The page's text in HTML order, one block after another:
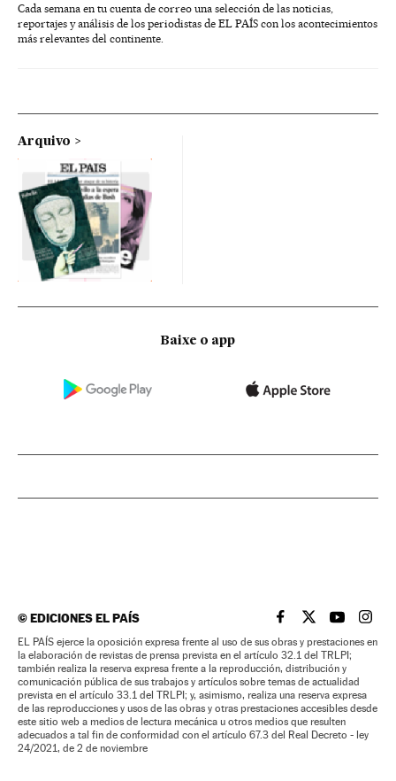
Cada semana en tu cuenta de correo una selección de las noticias,
reportajes y análisis de los periodistas de EL PAÍS con los acontecimientos
más relevantes del continente.
Arquivo
Baixe o app
©EDICIONES EL PAÍS EL PAÍS BRASIL EN
EL PAÍSEL PAÍS
EL
EL PAÍS ejerce la oposición expresa frente al uso de sus obras y prestaciones en
la elaboración de revistas de prensa prevista en el artículo 32.1 del TRLPI;
también realiza la reserva expresa frente a la reproducción, distribución y
comunicación pública de sus trabajos y artículos sobre temas de actualidad
prevista en el artículo 33.1 del TRLPI; y, asimismo, realiza una reserva expresa
de las reproducciones y usos de las obras y otras prestaciones accesibles desde
este sitio web a medios de lectura mecánica u otros medios que resulten
adecuados a tal fin de conformidad con el artículo 67.3 del Real Decreto - ley
24/2021, de 2 de noviembre